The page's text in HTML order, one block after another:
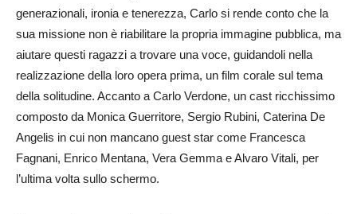
generazionali, ironia e tenerezza, Carlo si rende conto che la
sua missione non è riabilitare la propria immagine pubblica, ma
aiutare questi ragazzi a trovare una voce, guidandoli nella
realizzazione della loro opera prima, un film corale sul tema
della solitudine. Accanto a Carlo Verdone, un cast ricchissimo
composto da Monica Guerritore, Sergio Rubini, Caterina De
Angelis in cui non mancano guest star come Francesca
Fagnani, Enrico Mentana, Vera Gemma e Alvaro Vitali, per
l’ultima volta sullo schermo.